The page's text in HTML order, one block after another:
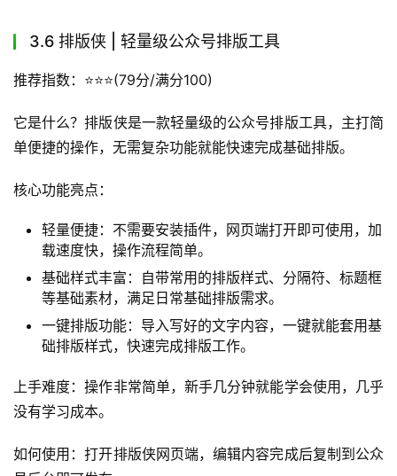
3.6 排版侠 | 轻量级公众号排版工具
推荐指数：⭐️⭐️⭐️(79分/满分100)
它是什么？排版侠是一款轻量级的公众号排版工具，主打简
单便捷的操作，无需复杂功能就能快速完成基础排版。
核心功能亮点：
轻量便捷：不需要安装插件，网页端打开即可使用，加
载速度快，操作流程简单。
基础样式丰富：自带常用的排版样式、分隔符、标题框
等基础素材，满足日常基础排版需求。
一键排版功能：导入写好的文字内容，一键就能套用基
础排版样式，快速完成排版工作。
上手难度：操作非常简单，新手几分钟就能学会使用，几乎
没有学习成本。
如何使用：打开排版侠网页端，编辑内容完成后复制到公众